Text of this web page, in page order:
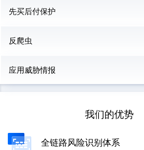
先买后付保护
反爬虫
应用威胁情报
我们的优势
全链路风险识别体系